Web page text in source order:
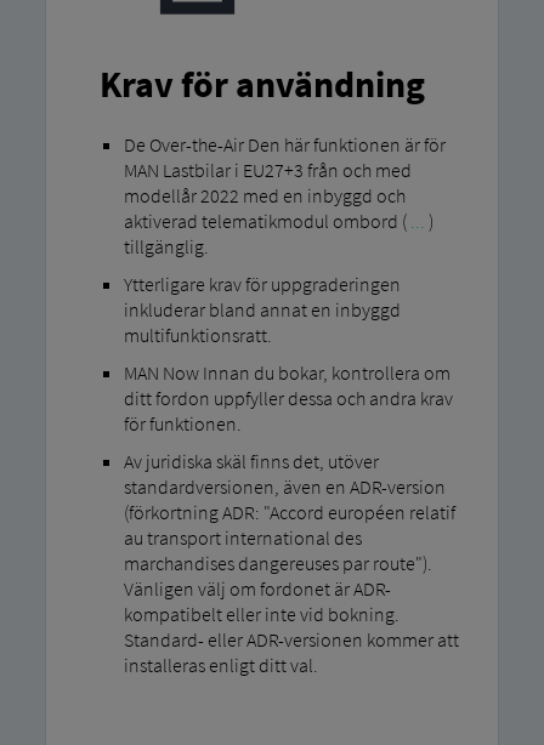
Krav för användning
De Over-the-Air Den här funktionen är för
MAN Lastbilar i EU27+3 från och med
modellår 2022 med en inbyggd och
aktiverad telematikmodul ombord ( ... )
tillgänglig.
Ytterligare krav för uppgraderingen
inkluderar bland annat en inbyggd
multifunktionsratt.
MAN Now Innan du bokar, kontrollera om
ditt fordon uppfyller dessa och andra krav
för funktionen.
Av juridiska skäl finns det, utöver
standardversionen, även en ADR-version
(förkortning ADR: "Accord européen relatif
au transport international des
marchandises dangereuses par route").
Vänligen välj om fordonet är ADR-
kompatibelt eller inte vid bokning.
Standard- eller ADR-versionen kommer att
installeras enligt ditt val.